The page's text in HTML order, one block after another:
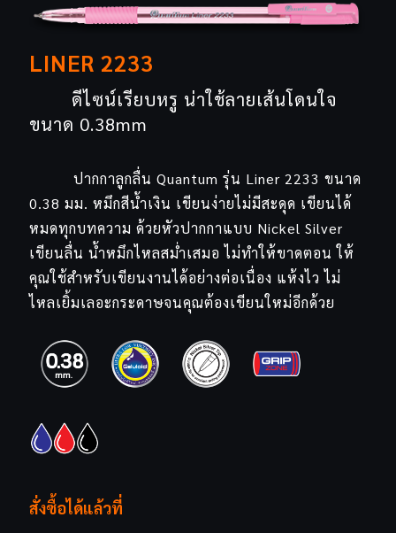
LINER 2233
ดีไซน์เรียบหรู น่าใช้ลายเส้นโดนใจ
ขนาด 0.38mm
ปากกาลูกลื่น Quantum รุ่น Liner 2233 ขนาด
0.38 มม. หมึกสีน้ำเงิน เขียนง่ายไม่มีสะดุด เขียนได้
หมดทุกบทความ ด้วยหัวปากกาแบบ Nickel Silver
เขียนลื่น น้ำหมึกไหลสม่ำเสมอ ไม่ทำให้ขาดตอน ให้
คุณใช้สำหรับเขียนงานได้อย่างต่อเนื่อง แห้งไว ไม่
ไหลเยิ้มเลอะกระดาษจนคุณต้องเขียนใหม่อีกด้วย
สั่งซื้อได้แล้วที่